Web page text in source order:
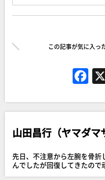
この記事が気に入っ
F
a
c
e
b
o
o
山田昌行（ヤマダマ
先日、不注意から左腕を骨
んでしたが回復してきたので